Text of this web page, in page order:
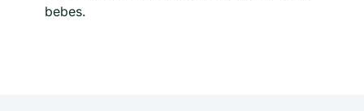
bebes.